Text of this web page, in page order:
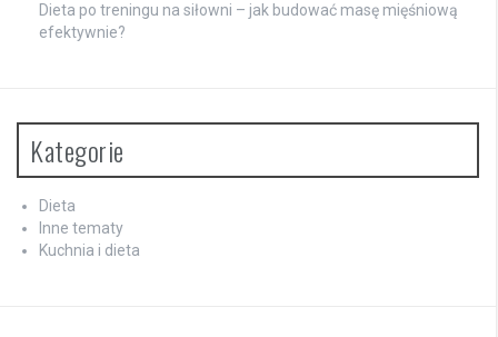
Dieta po treningu na siłowni – jak budować masę mięśniową
efektywnie?
Kategorie
Dieta
Inne tematy
Kuchnia i dieta